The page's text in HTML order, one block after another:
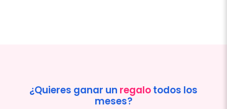
¿Quieres ganar un regalotodos los
meses?